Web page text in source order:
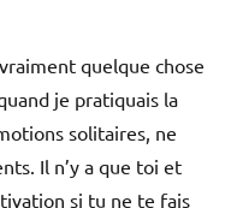
quelque chose
je pratiquais la
solitaires, ne
Il n’y a que toi et
si tu ne te fais